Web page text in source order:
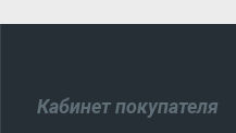
Кабинет покупателя